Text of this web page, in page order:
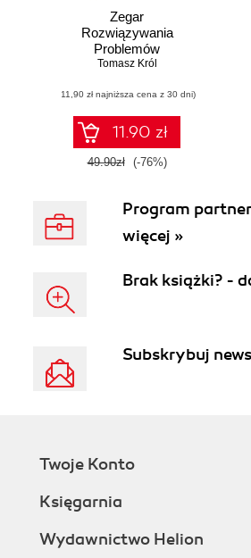
Zegar
Rozwiązywania
Problemów
Tomasz Król
(11,90 zł najniższa cena z 30 dni)
11.90 zł
49.90zł (-76%)
Program
więcej »
Brak książki? -
Subskrybuj
Twoje Konto
Księgarnia
Wydawnictwo Helion